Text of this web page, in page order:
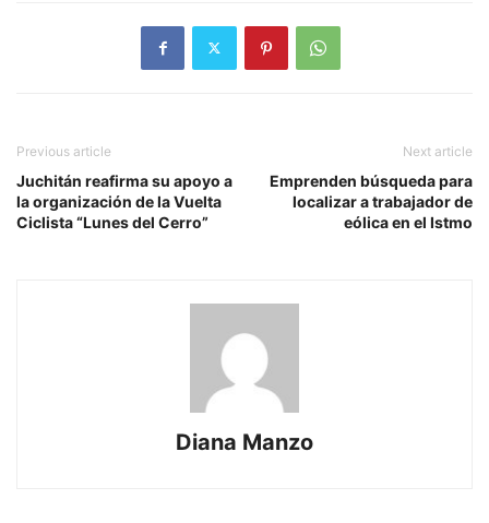
Previous article
Juchitán reafirma su apoyo a
la organización de la Vuelta
Ciclista “Lunes del Cerro”
Next article
Emprenden búsqueda para
localizar a trabajador de
eólica en el Istmo
Diana Manzo